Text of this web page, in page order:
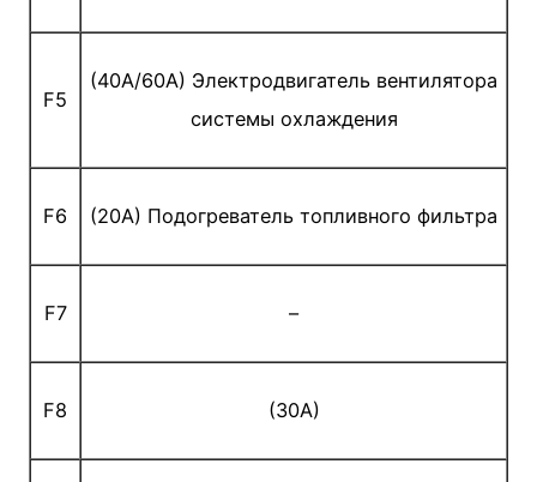
F5
(40A/60A) Электродвигатель вентилятора
системы охлаждения
F6 (20A) Подогреватель топливного фильтра
F7 –
F8 (30A)